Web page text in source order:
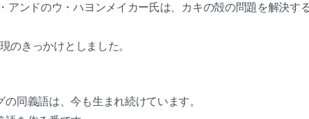
アンドのウ・ハヨンメイカー氏は、カキの殻の問題を解決す
のきっかけとしました。
同義語は、今も生まれ続けています。